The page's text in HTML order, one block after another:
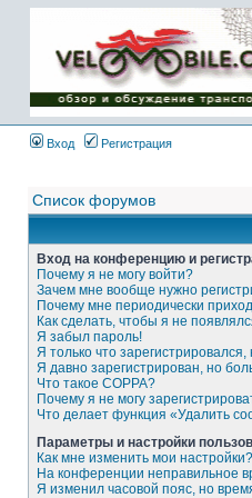
Имя пользователя:
Пароль:
{ LOG_ME_IN_SHORT
}
Вход Регистрация
Список форумов
Вход на конференцию и
Почему я не могу войти?
Зачем мне вообще нужно
Почему мне периодически
Как сделать, чтобы я не
Я забыл пароль!
Я только что зарегистрировался,
Я давно зарегистрирован, но
Что такое COPPA?
Почему я не могу
Что делает функция «Удалить
Параметры и настройки
Как мне изменить мои настройки?
На конференции неправильное
Я изменил часовой пояс, но